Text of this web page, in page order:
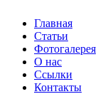
Главная
Статьи
Фотогалерея
О нас
Ссылки
Контакты